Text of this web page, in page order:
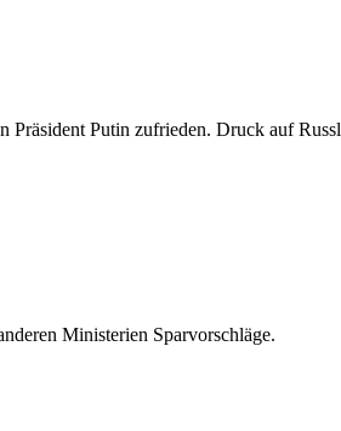
Putin zufrieden. Druck auf
Ministerien Sparvorschläge.